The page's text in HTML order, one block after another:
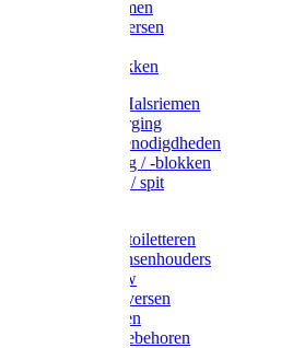
Neuskrammen
Varken diversen
Varkensbakken
Halsters / Halsriemen
Hoefverzorging
Lammer benodigdheden
Ramdektuig / -blokken
Vastzetpen / spit
Poetsen & toiletteren
Zadel-/Trensenhouders
Halstertouw
Halsters diversen
Hoofdstellen
Zadel & toebehoren